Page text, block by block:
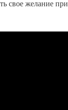
свое желание